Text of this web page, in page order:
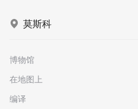
莫斯科
博物馆
在地图上
编译